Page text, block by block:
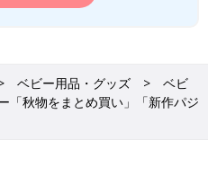
ベビー用品・グッズ
ベビ
「秋物をまとめ買い」「新作パジ